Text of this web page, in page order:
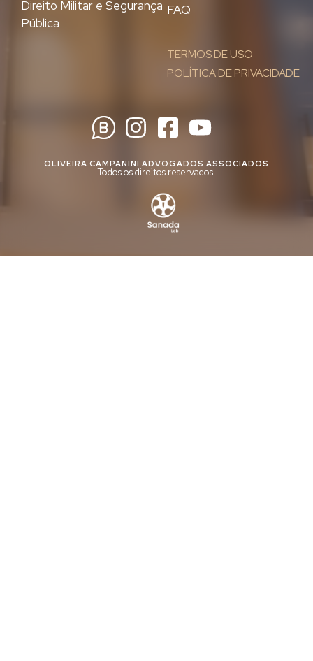
FAQ
TERMOS DE USO
POLÍTICA DE PRIVACIDADE
Direito Militar e Segurança
Pública
OLIVEIRA CAMPANINI ADVOGADOS ASSOCIADOS
Todos os direitos reservados.